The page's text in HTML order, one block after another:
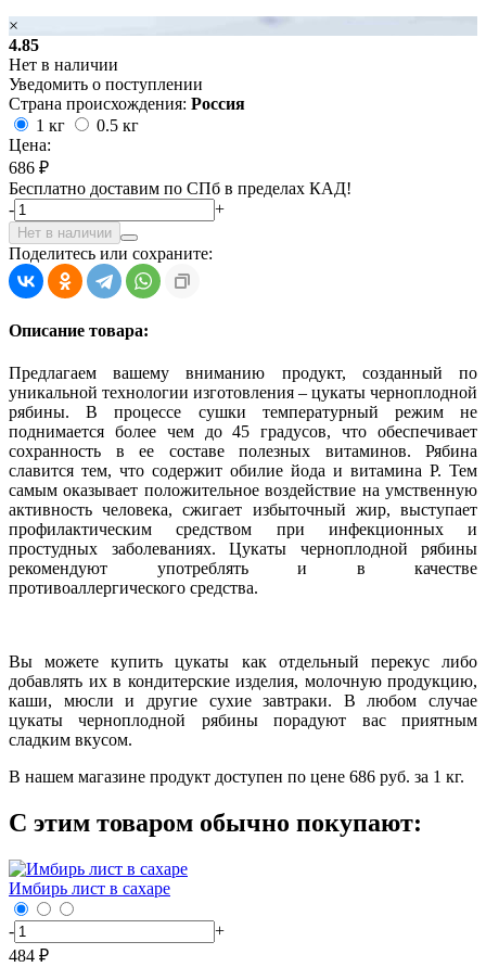
×
4.85
Нет в наличии
Уведомить о поступлении
Страна происхождения: Россия
1 кг
0.5 кг
Цена:
686 ₽
Бесплатно доставим по СПб в пределах КАД!
-
+
Нет в наличии
Поделитесь или сохраните:
Описание товара:
Предлагаем вашему вниманию продукт, созданный по
уникальной технологии изготовления – цукаты черноплодной
рябины. В процессе сушки температурный режим не
поднимается более чем до 45 градусов, что обеспечивает
сохранность в ее составе полезных витаминов. Рябина
славится тем, что содержит обилие йода и витамина Р. Тем
самым оказывает положительное воздействие на умственную
активность человека, сжигает избыточный жир, выступает
профилактическим средством при инфекционных и
простудных заболеваниях. Цукаты черноплодной рябины
рекомендуют употреблять и в качестве
противоаллергического средства.
Вы можете купить цукаты как отдельный перекус либо
добавлять их в кондитерские изделия, молочную продукцию,
каши, мюсли и другие сухие завтраки. В любом случае
цукаты черноплодной рябины порадуют вас приятным
сладким вкусом.
В нашем магазине продукт доступен по цене 686 руб. за 1 кг.
С этим товаром обычно покупают:
Имбирь лист в сахаре
-
+
484 ₽